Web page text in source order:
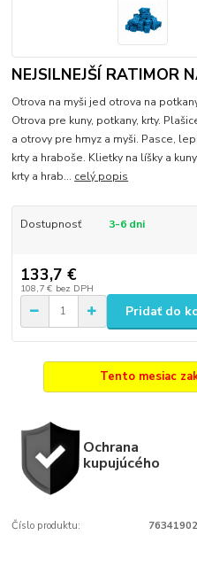
NEJSILNEJŠÍ RATIMOR
Otrova na myši jed otrova na
Otrova pre kuny, potkany, krty.
a otrovy pre hmyz a myši. Pasce,
krty a hraboše. Klietky na líšky a
krty a hrab... celý popis
Dostupnosť 3-6 dni
133,7 €
108,7 € bez DPH
Pridať do
Tento mesiac
Ochrana
kupujúcého
Číslo produktu: